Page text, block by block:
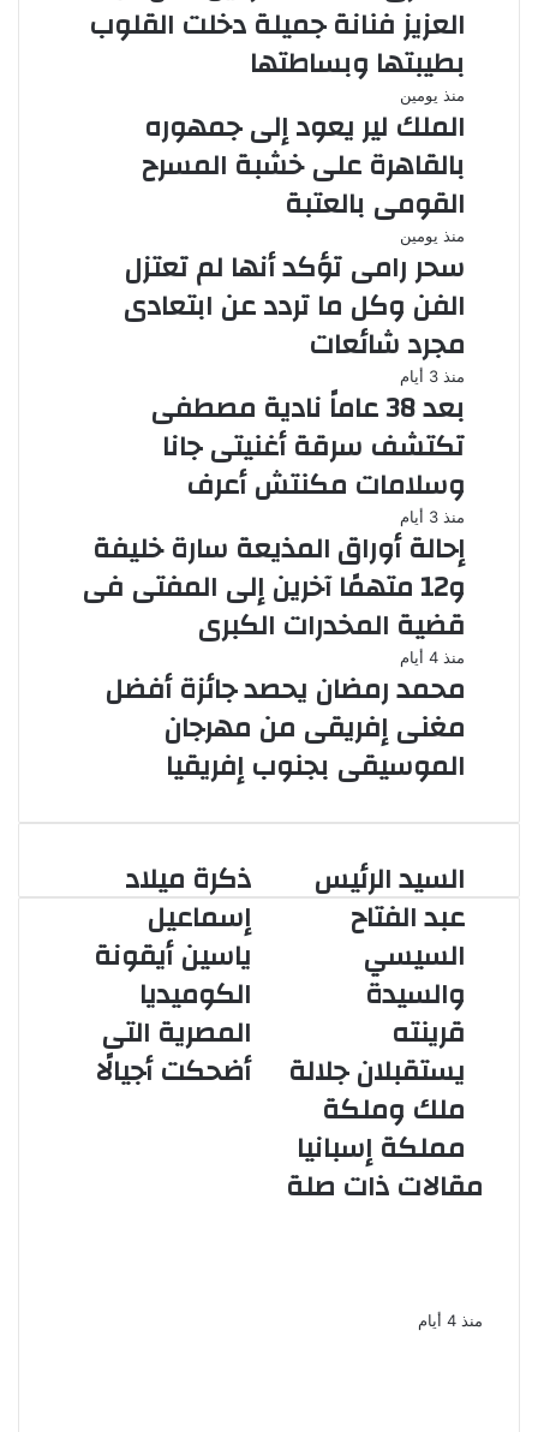
العزيز فنانة جميلة دخلت القلوب
بطيبتها وبساطتها
منذ يومين
الملك لير يعود إلى جمهوره
بالقاهرة على خشبة المسرح
القومى بالعتبة
منذ يومين
سحر رامى تؤكد أنها لم تعتزل
الفن وكل ما تردد عن ابتعادى
مجرد شائعات
منذ 3 أيام
بعد 38 عاماً نادية مصطفى
تكتشف سرقة أغنيتى جانا
وسلامات مكنتش أعرف
منذ 3 أيام
إحالة أوراق المذيعة سارة خليفة
و12 متهمًا آخرين إلى المفتى فى
قضية المخدرات الكبرى
منذ 4 أيام
محمد رمضان يحصد جائزة أفضل
مغنى إفريقى من مهرجان
الموسيقى بجنوب إفريقيا
ذكرة
ميلاد
إسماعيل
ياسين
أيقونة
الكوميديا
المصرية
التى
أضحكت
ذكرة ميلاد
إسماعيل
ياسين أيقونة
الكوميديا
المصرية التى
أضحكت أجيالًا
السيد
الرئيس
عبد
الفتاح
السيسي
والسيدة
قرينته
يستقبلان
جلالة
ملك
وملكة
مملكة
إسبانيا
السيد الرئيس
عبد الفتاح
السيسي
والسيدة
قرينته
يستقبلان جلالة
ملك وملكة
مملكة إسبانيا
مقالات ذات صلة
منذ 4 أيام